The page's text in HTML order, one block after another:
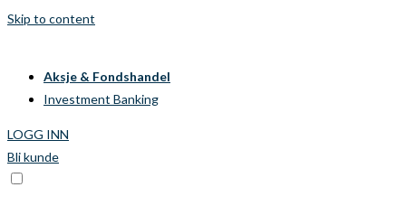
Skip to content
Aksje & Fondshandel
Investment Banking
LOGG INN
Bli kunde